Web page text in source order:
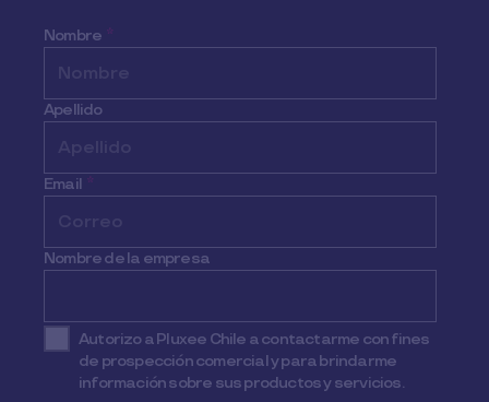
Nombre *
Apellido
Email *
Nombre de la empresa
Autorizo a Pluxee Chile a contactarme con fines
de prospección comercial y para brindarme
información sobre sus productos y servicios.